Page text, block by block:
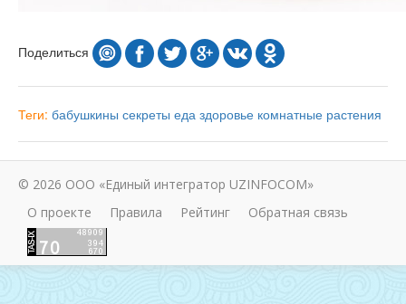
Поделиться
Теги: бабушкины секреты еда здоровье комнатные растения
© 2026 ООО «Единый интегратор UZINFOCOM»
О проекте
Правила Рейтинг Обратная связь